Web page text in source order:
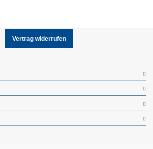
Vertrag widerrufen